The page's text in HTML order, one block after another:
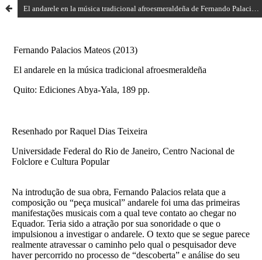
El andarele en la música tradicional afroesmeraldeña de Fernando Palacios Mateos (2013)